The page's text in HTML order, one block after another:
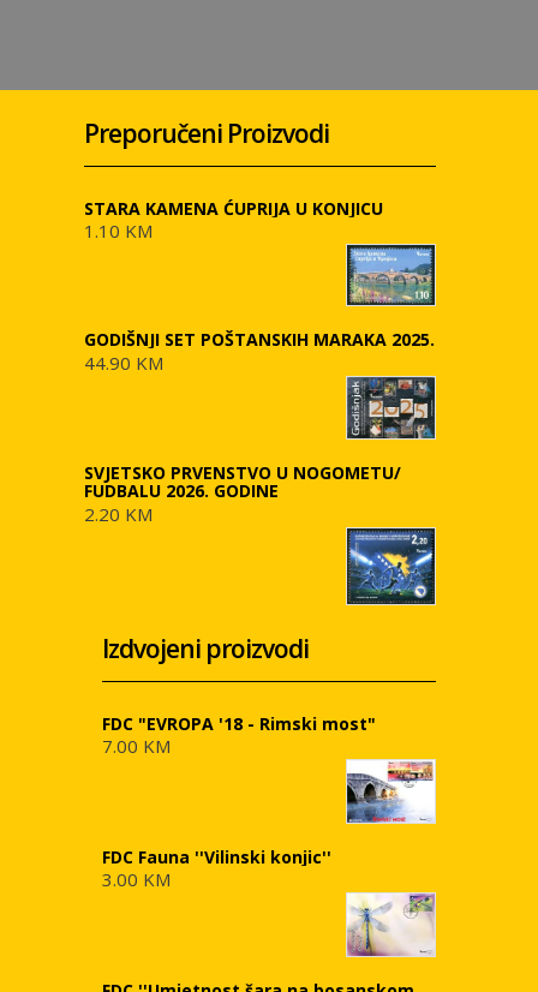
Preporučeni Proizvodi
STARA KAMENA ĆUPRIJA U KONJICU
1.10 KM
GODIŠNJI SET POŠTANSKIH MARAKA 2025.
44.90 KM
SVJETSKO PRVENSTVO U NOGOMETU/
FUDBALU 2026. GODINE
2.20 KM
Izdvojeni proizvodi
FDC "EVROPA '18 - Rimski most"
7.00 KM
FDC Fauna ''Vilinski konjic''
3.00 KM